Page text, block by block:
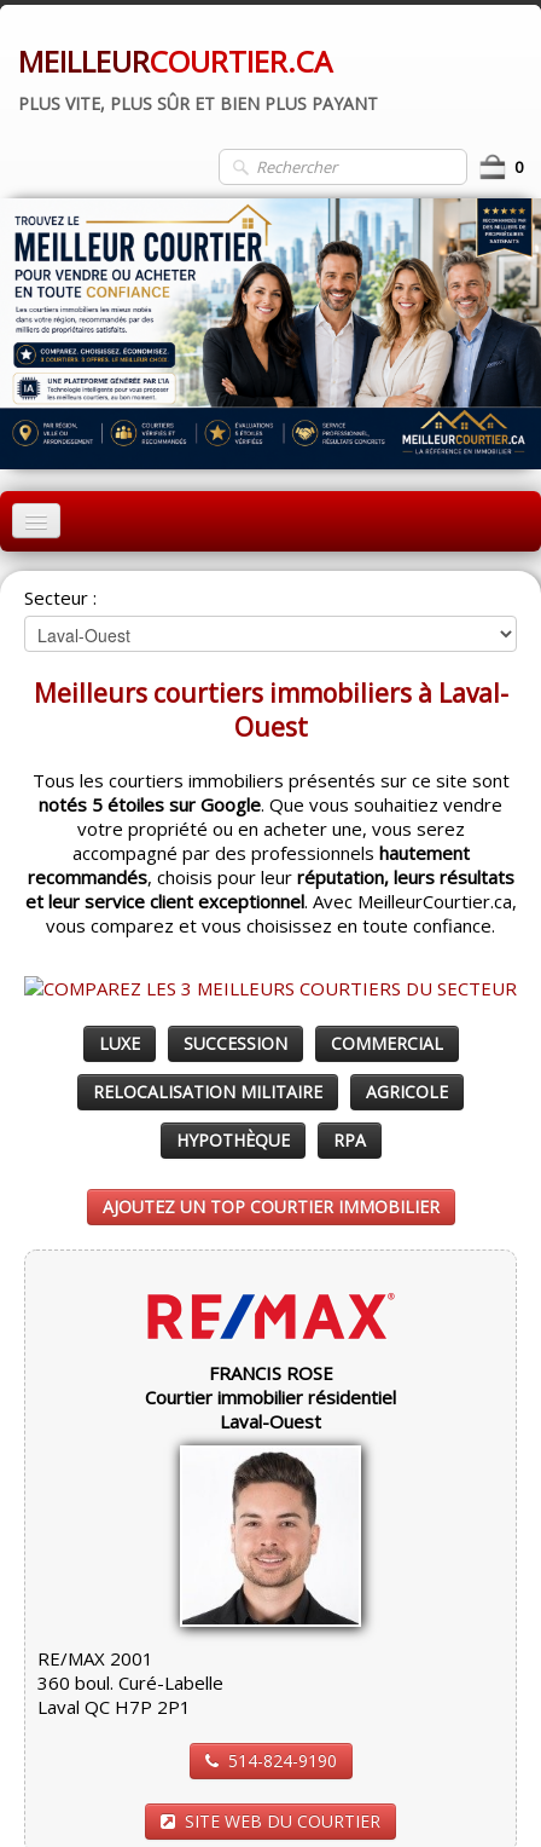
MEILLEURCOURTIER.CA
PLUS VITE, PLUS SÛR ET BIEN PLUS PAYANT
0
ACCUEIL
MONTRÉAL
QUÉBEC
LAVAL
CATÉGORIES▼
ACHETEUR / VENDEUR▼
ENTREPRENEURS▼
ESPACE COURTIER ▼
Secteur :
Meilleurs courtiers immobiliers à Laval-
Ouest
Tous les courtiers immobiliers présentés sur ce site sont
notés 5 étoiles sur Google. Que vous souhaitiez vendre
votre propriété ou en acheter une, vous serez
accompagné par des professionnels hautement
recommandés, choisis pour leur réputation, leurs résultats
et leur service client exceptionnel. Avec MeilleurCourtier.ca,
vous comparez et vous choisissez en toute confiance.
LUXE SUCCESSION COMMERCIAL
RELOCALISATION MILITAIRE AGRICOLE
HYPOTHÈQUE RPA
AJOUTEZ UN TOP COURTIER IMMOBILIER
FRANCIS ROSE
Courtier immobilier résidentiel
Laval-Ouest
RE/MAX 2001
360 boul. Curé-Labelle
Laval QC H7P 2P1
514-824-9190
SITE WEB DU COURTIER